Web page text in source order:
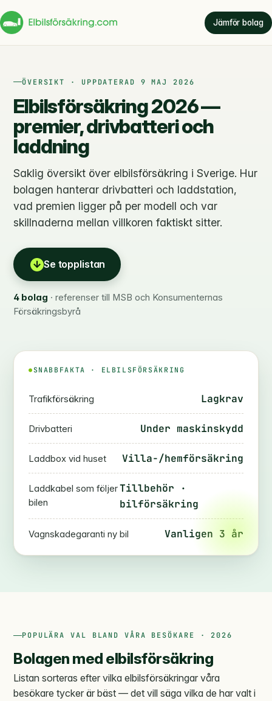
Jämför bolag
ÖVERSIKT · UPPDATERAD 9 MAJ 2026
Elbilsförsäkring 2026 —
premier, drivbatteri och
laddning
Saklig översikt över elbilsförsäkring i Sverige. Hur
bolagen hanterar drivbatteri och laddstation,
vad premien ligger på per modell och var
skillnaderna mellan villkoren faktiskt sitter.
↓ Se topplistan
4 bolag · referenser till MSB och Konsumenternas
Försäkringsbyrå
SNABBFAKTA · ELBILSFÖRSÄKRING
Trafikförsäkring Lagkrav
Drivbatteri Under maskinskydd
Laddbox vid huset Villa-/hemförsäkring
Laddkabel som följer
bilen
Tillbehör ·
bilförsäkring
Vagnskadegaranti ny bil Vanligen 3 år
POPULÄRA VAL BLAND VÅRA BESÖKARE · 2026
Bolagen med elbilsförsäkring
Listan sorteras efter vilka elbilsförsäkringar våra
besökare tycker är bäst — det vill säga vilka de har valt i